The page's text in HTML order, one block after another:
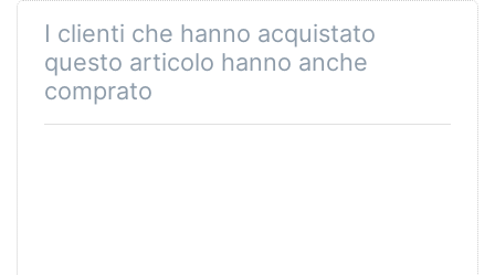
I clienti che hanno acquistato
questo articolo hanno anche
comprato